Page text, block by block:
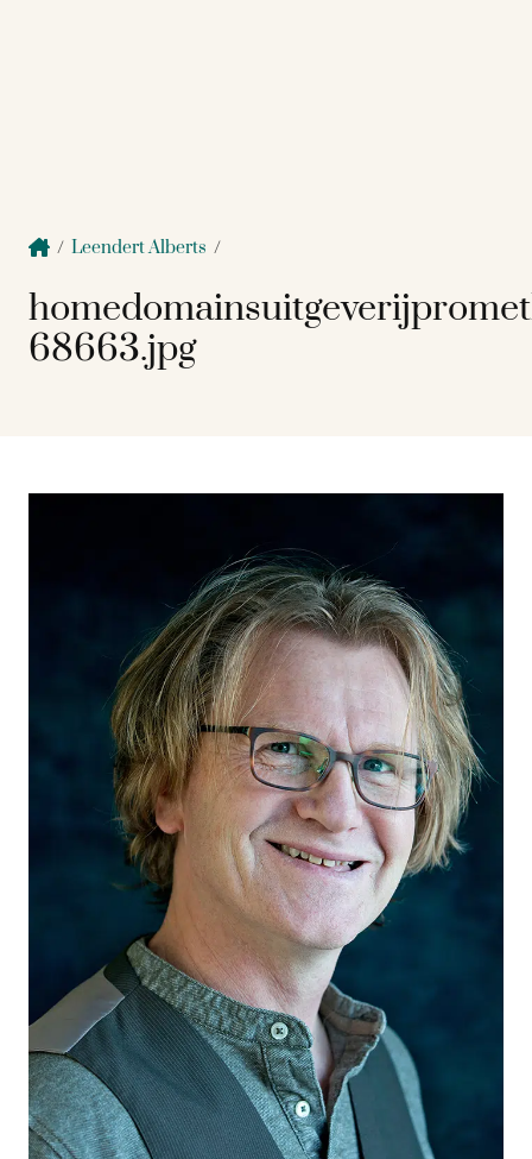
/ Leendert Alberts /
68663.jpg